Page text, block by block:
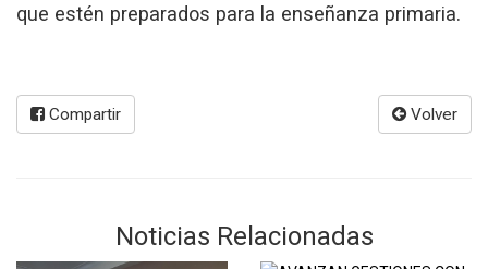
que estén preparados para la enseñanza primaria.
Compartir Volver
Noticias Relacionadas